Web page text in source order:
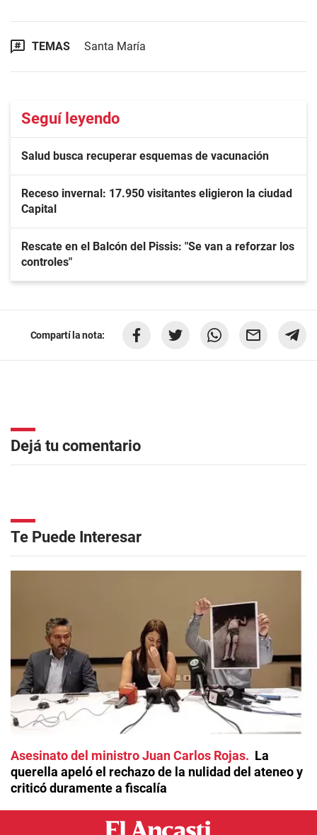
TEMAS Santa María
Seguí leyendo
Salud busca recuperar esquemas de vacunación
Receso invernal: 17.950 visitantes eligieron la ciudad
Capital
Rescate en el Balcón del Pissis: "Se van a reforzar los
controles"
Compartí la nota:
Dejá tu comentario
Te Puede Interesar
Asesinato del ministro Juan Carlos Rojas
La
querella apeló el rechazo de la nulidad del ateneo y
criticó duramente a fiscalía